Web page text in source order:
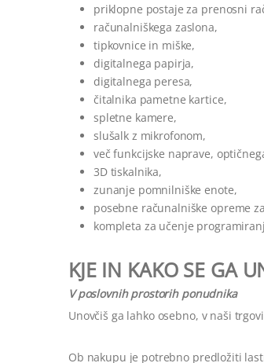
priklopne postaje za prenosni
računalniškega zaslona,
tipkovnice in miške,
digitalnega papirja,
digitalnega peresa,
čitalnika pametne kartice,
spletne kamere,
slušalk z mikrofonom,
več funkcijske naprave,
3D tiskalnika,
zunanje pomnilniške enote,
posebne računalniške opreme
kompleta za učenje
KJE IN KAKO SE GA
V poslovnih prostorih ponudnika
Unovčiš ga lahko osebno, v naši
Ob nakupu je potrebno predložiti